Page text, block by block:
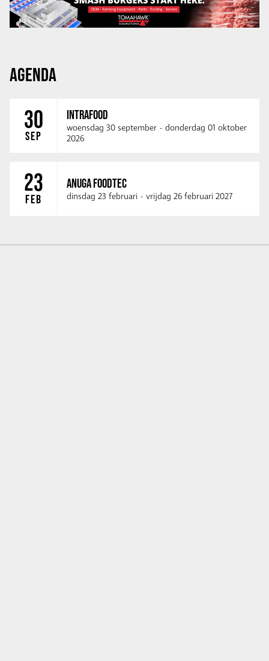
AGENDA
30
SEP
INTRAFOOD
woensdag 30 september - donderdag 01 oktober
2026
23
FEB
ANUGA FOODTEC
dinsdag 23 februari - vrijdag 26 februari 2027